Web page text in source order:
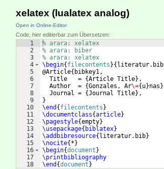
xelatex (lualatex analog)
Open in Online-Editor
Code, hier editierbar zum Übersetzen:
1
2
3
4
5
6
7
8
9
10
11
12
13
14
15
16
17
18
% arara: xelatex
% arara: biber
% arara: xelatex
\begin{ filecontents }{ literatur.bib
@Article{ bibkey1,
  Title   =
{Article Title} ,
  Author  =
{Gonzales, Ar\={ u}nas }
  Journal =
{Journal Title} ,
}
\end { filecontents }
\documentclass{article}
\pagestyle{empty}
\usepackage{ biblatex}
\addbibresource{ literatur.bib}
\nocite{ * }
\begin{document }
\printbibliography
\end {document }